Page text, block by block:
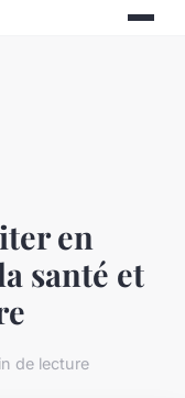
en
santé et
de lecture